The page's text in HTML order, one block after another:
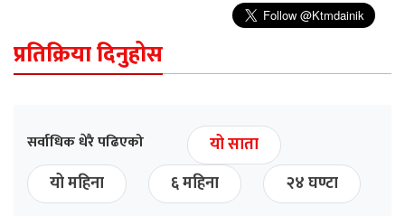
प्रतिक्रिया दिनुहोस
सर्वाधिक धेरै पढिएको
यो साता
यो महिना
६ महिना २४ घण्टा